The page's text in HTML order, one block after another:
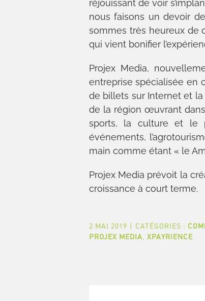
réjouissant de voir
nous faisons un devoir
sommes très heureux de
qui vient bonifier
Projex Media,
entreprise spécialisée en
de billets sur Internet et
de la région œuvrant
sports, la culture et le
événements,
main comme étant « le
Projex Media prévoit la
croissance à court terme.
2 MAI 2019 | CATÉGORIES :
PROJEX MEDIA XPAYRIENCE